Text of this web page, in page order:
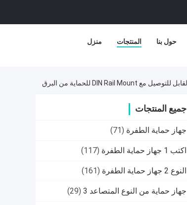
منزل المنتجات حول بنا
جميع المنتجات
جهاز حماية الطفرة (71)
اكتب 1 جهاز حماية الطفرة (117)
النوع 2 جهاز حماية الطفرة (161)
جهاز حماية من النوع المتصاعد 3 (29)